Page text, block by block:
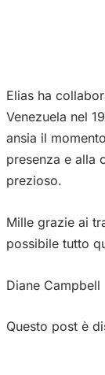
Elias ha
Venezuela nel
ansia il
presenza e alla
prezioso.
Mille grazie ai
possibile tutto
Diane Campbell
Questo post è